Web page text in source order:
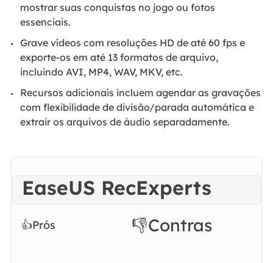
mostrar suas conquistas no jogo ou fotos
essenciais.
Grave vídeos com resoluções HD de até 60 fps e
exporte-os em até 13 formatos de arquivo,
incluindo AVI, MP4, WAV, MKV, etc.
Recursos adicionais incluem agendar as gravações
com flexibilidade de divisão/parada automática e
extrair os arquivos de áudio separadamente.
EaseUS RecExperts
👍Prós 👎Contras